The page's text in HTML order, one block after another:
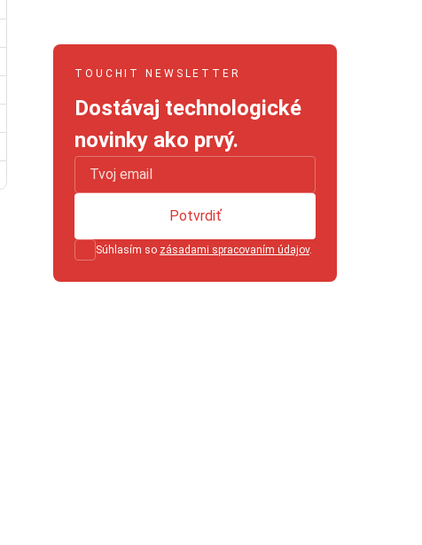
TOUCHIT NEWSLETTER
Dostávaj technologické
novinky ako prvý.
Súhlasím so zásadami spracovaním údajov.
Potvrdiť